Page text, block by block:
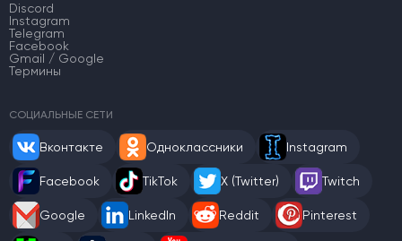
Discord
Instagram
Telegram
Facebook
Gmail / Google
Термины
СОЦИАЛЬНЫЕ СЕТИ
Вконтакте Одноклассники Instagram
Facebook TikTok X (Twitter) Twitch
Google LinkedIn Reddit Pinterest